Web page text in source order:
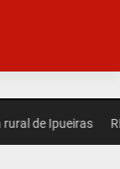
de Ipueiras